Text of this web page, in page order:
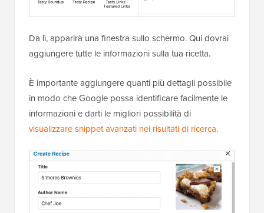
Da lì, apparirà una finestra sullo schermo. Qui dovrai
aggiungere tutte le informazioni sulla tua ricetta.
È importante aggiungere quanti più dettagli possibile
in modo che Google possa identificare facilmente le
informazioni e darti le migliori possibilità di
visualizzare snippet avanzati nei risultati di ricerca.